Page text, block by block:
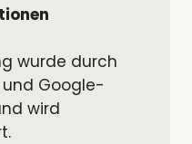
wurde durch
Google-
wird